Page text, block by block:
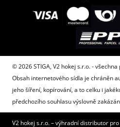
© 2026 STIGA, V2 hokej s.r.o. -
Obsah internetového sídla je chráněn
jeho šíření, kopírování, a to celku i
předchozího souhlasu výslovně
V2 hokej s.r.o. – výhradní distributor pro